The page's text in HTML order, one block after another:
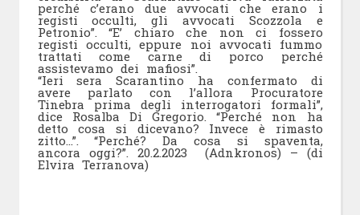
perché c’erano due avvocati che erano i
registi occulti, gli avvocati Scozzola e
Petronio”. “E’ chiaro che non ci fossero
registi occulti, eppure noi avvocati fummo
trattati come carne di porco perché
assistevamo dei mafiosi”.
“Ieri sera Scarantino ha confermato di
avere parlato con l’allora Procuratore
Tinebra prima degli interrogatori formali”,
dice Rosalba Di Gregorio. “Perché non ha
detto cosa si dicevano? Invece è rimasto
zitto…”. “Perché? Da cosa si spaventa,
ancora oggi?”. 20.2.2023 (Adnkronos) – (di
Elvira Terranova)